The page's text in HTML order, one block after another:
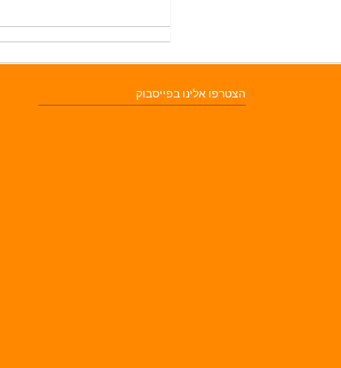
הצטרפו אלינו בפייסבוק